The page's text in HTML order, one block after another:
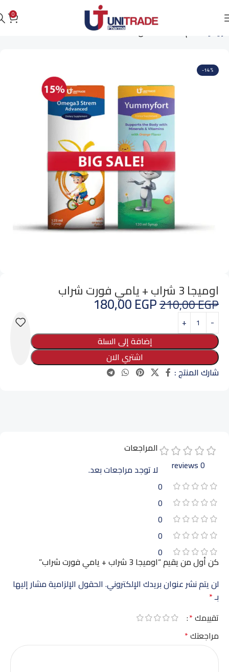
0
الرئيسية دعم صحة الاطفال
اوميجا 3 شراب + يامي فورت شراب
210,00EGP
180,00EGP
إضافة إلى السلة
اشتري الان
شارك المنتج :
-14%
0 reviews
0
0
0
0
0
المراجعات
لا توجد مراجعات بعد.
كن أول من يقيم “اوميجا 3 شراب + يامي فورت شراب”
لن يتم نشر عنوان بريدك الإلكتروني. الحقول الإلزامية مشار إليها
بـ*
تقييمك*
مراجعتك*